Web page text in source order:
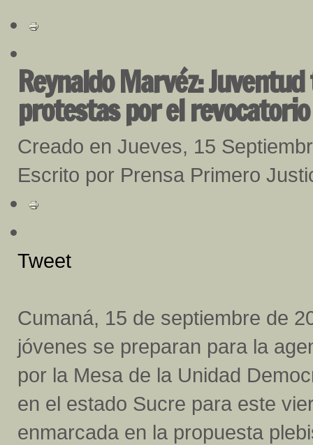
Reynaldo Marvéz:
protestas por el revocatorio
Creado en Jueves, 15
Escrito por Prensa Primero
Tweet
Cumaná, 15 de septiembre de
jóvenes se preparan para la
por la Mesa de la Unidad
en el estado Sucre para este
enmarcada en la propuesta